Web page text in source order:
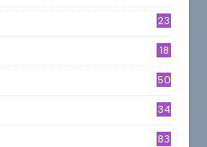
23
18
50
34
83